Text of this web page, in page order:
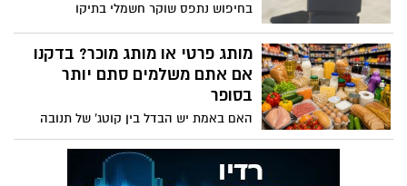
בחיפוש נתפס שוקר חשמלי בתיקו
מותג פרטי או מותג מוכר? בדקנו
אם אתם משלמים סתם יותר
בסופר
האם באמת יש הבדל בין קוטג' של תנובה
לקוטג' של המותג הפרטי? האם הגבינה
הצהובה היקרה מצדיקה את המחיר? והאם
משפחה ממוצעת באשדוד יכולה לחסוך אלפי